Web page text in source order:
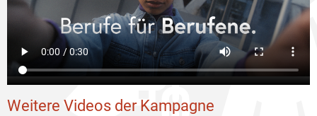
Weitere Videos der Kampagne